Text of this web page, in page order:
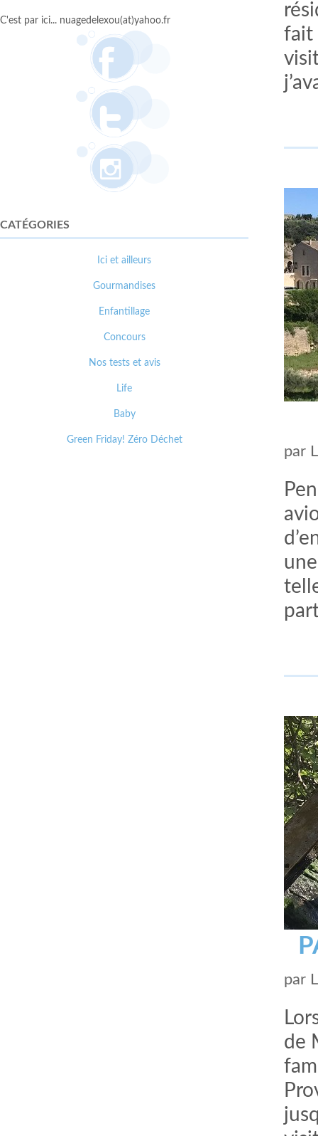
fait
par
par
de
C'est par ici... nuagedelexou(at)yahoo.fr
CATÉGORIES
Ici et ailleurs
Gourmandises
Enfantillage
Concours
Nos tests et avis
Life
Baby
Green Friday! Zéro Déchet